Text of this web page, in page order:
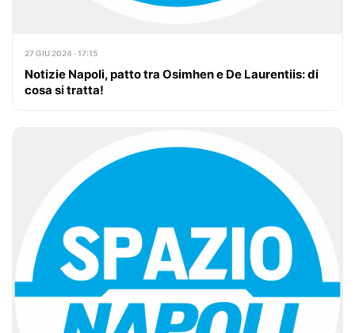
27 GIU 2024 · 17:15
Notizie Napoli, patto tra Osimhen e De Laurentiis: di
cosa si tratta!